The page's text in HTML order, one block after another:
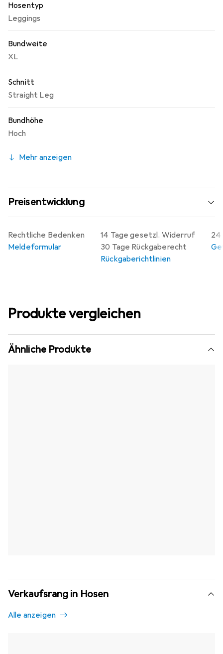
Hosentyp
Leggings
Bundweite
XL
Schnitt
Straight Leg
Bundhöhe
Hoch
Mehr anzeigen
Preisentwicklung
14 Tage gesetzl. Widerruf
30 Tage Rückgaberecht
Rückgaberichtlinien
24
Rechtliche Bedenken
Meldeformular
Produkte vergleichen
Ähnliche Produkte
Verkaufsrang in Hosen
Alle anzeigen